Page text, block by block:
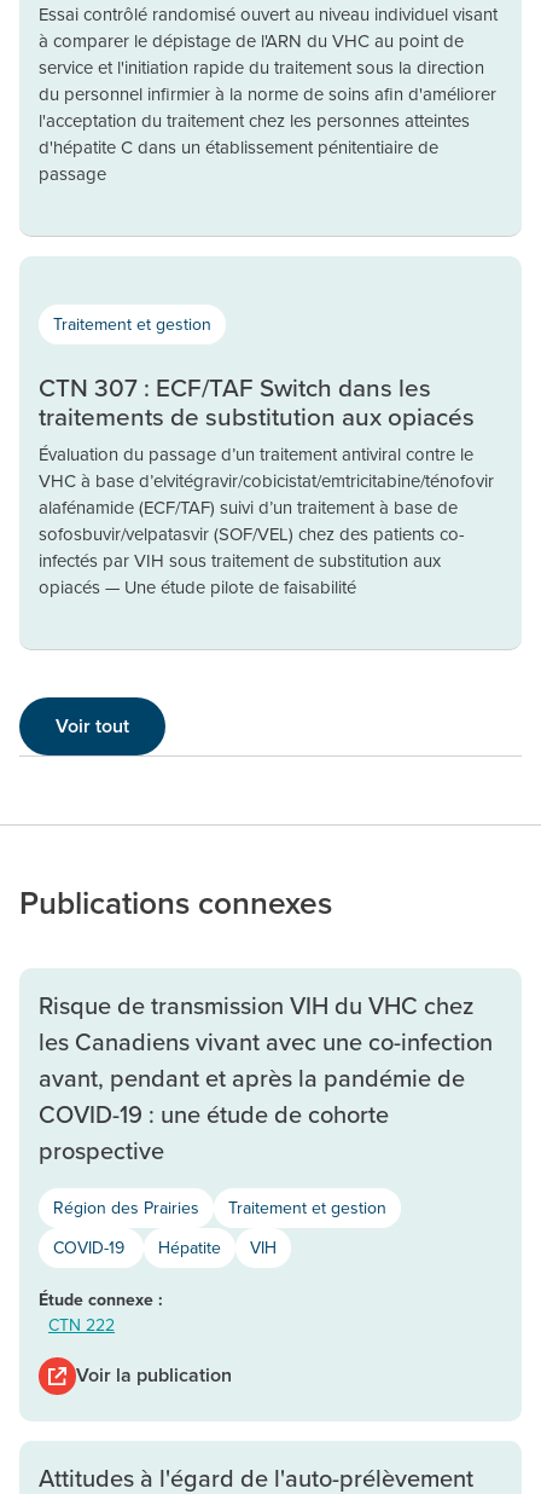
Essai contrôlé randomisé ouvert au niveau individuel visant
à comparer le dépistage de l'ARN du VHC au point de
service et l'initiation rapide du traitement sous la direction
du personnel infirmier à la norme de soins afin d'améliorer
l'acceptation du traitement chez les personnes atteintes
d'hépatite C dans un établissement pénitentiaire de
passage
Traitement et gestion
CTN 307 : ECF/TAF Switch dans les
traitements de substitution aux opiacés
Évaluation du passage d’un traitement antiviral contre le
VHC à base d’elvitégravir/cobicistat/emtricitabine/ténofovir
alafénamide (ECF/TAF) suivi d’un traitement à base de
sofosbuvir/velpatasvir (SOF/VEL) chez des patients co-
infectés par VIH sous traitement de substitution aux
opiacés — Une étude pilote de faisabilité
Voir tout
Publications connexes
Risque de transmission VIH du VHC chez
les Canadiens vivant avec une co-infection
avant, pendant et après la pandémie de
COVID-19 : une étude de cohorte
prospective
Région des Prairies
Traitement et gestion
COVID-19
Hépatite VIH
Étude connexe :
CTN 222
Voir la publication
Attitudes à l'égard de l'auto-prélèvement